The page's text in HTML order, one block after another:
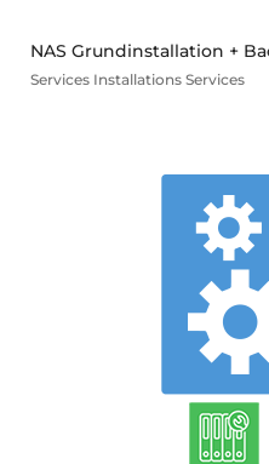
NAS Grundinstallation +
Services Installations Services